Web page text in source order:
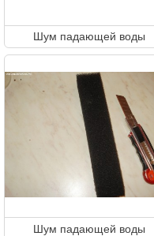
Шум падающей воды
Шум падающей воды